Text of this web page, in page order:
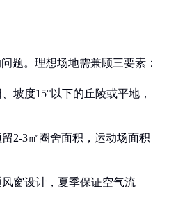
题。理想场地需兼顾三要素：
坡度15°以下的丘陵或平地，
2-3㎡圈舍面积，运动场面积
风窗设计，夏季保证空气流